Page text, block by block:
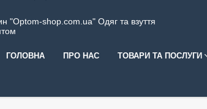
"Optom-shop.com.ua" Одяг та взуття
ГОЛОВНА ПРО НАС ТОВАРИ ТА ПОСЛУГИ